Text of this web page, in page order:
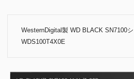
WesternDigital製 WD BLACK SN7100
WDS100T4X0E